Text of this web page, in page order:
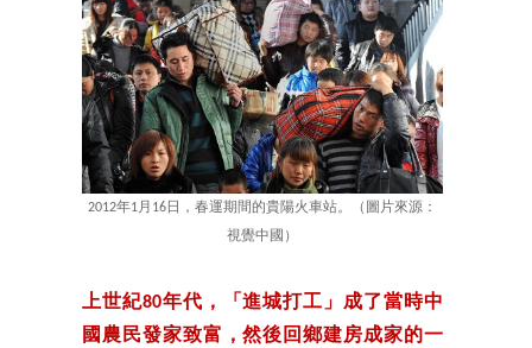
2012年1月16日，春運期間的貴陽火車站。（圖片來源：
視覺中國）
上世紀80年代，「進城打工」成了當時中
國農民發家致富，然後回鄉建房成家的一